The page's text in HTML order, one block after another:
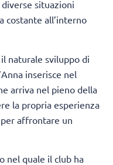
situazioni
costante all’interno
il naturale sviluppo di
inserisce nel
arriva nel pieno della
la propria esperienza
affrontare un
nel quale il club ha